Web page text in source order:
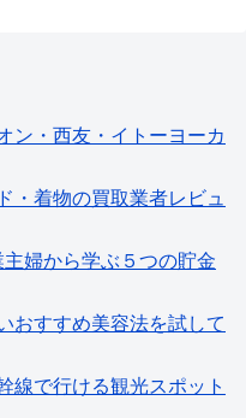
・西友・イトーヨーカ
着物の買取業者レビュ
婦から学ぶ５つの貯金
おすすめ美容法を試して
線で行ける観光スポット